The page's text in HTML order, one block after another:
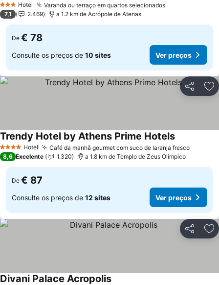
3 EstrelasHotel Varanda ou terraço em quartos selecionados
7,1 2.469 a 1.2 km de Acrópole de Atenas
De € 78
Consulte os preços de 10 sites Ver preços
Partilhar
4 EstrelasHotel Café da manhã gourmet com suco de laranja fresco
Trendy Hotel by Athens Prime Hotels
8,6 Excelente 1.320 a 1.8 km de Templo de Zeus Olímpico
De € 87
Consulte os preços de 12 sites Ver preços
Partilhar
Divani Palace Acropolis